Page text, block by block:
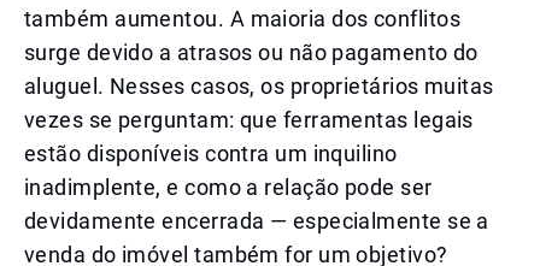
também aumentou. A maioria dos conflitos
surge devido a atrasos ou não pagamento do
aluguel. Nesses casos, os proprietários muitas
vezes se perguntam: que ferramentas legais
estão disponíveis contra um inquilino
inadimplente, e como a relação pode ser
devidamente encerrada — especialmente se a
venda do imóvel também for um objetivo?